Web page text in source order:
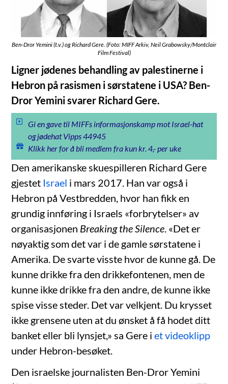
Ben-Dror Yemini (t.v.) og Richard Gere. (Foto: MIFF Arkiv, Neil Grabowsky/Montclair
Film Festival)
Ligner jødenes behandling av palestinerne i
Hebron på rasismen i sørstatene i USA? Ben-
Dror Yemini svarer Richard Gere.
Gi en gave til MIFFs informasjonskamp mot Israel-hat
og jødehat Vipps 44945
Klikk her for å bli medlem fra kun kr. 4,- per uke
Den amerikanske skuespilleren Richard Gere
gjestet Israel i mars 2017. Han var også i
Hebron på Vestbredden, hvor han fikk en
grundig innføring i Israels «forbrytelser» av
organisasjonen Breaking the Silence . «Det er
nøyaktig som det var i de gamle sørstatene i
Amerika. De svarte visste hvor de kunne gå. De
kunne drikke fra den drikkefontenen, men de
kunne ikke drikke fra den andre, de kunne ikke
spise visse steder. Det var velkjent. Du krysset
ikke grensene uten at du ønsket å få hodet ditt
banket eller bli lynsjet,» sa Gere iet videoklipp
under Hebron-besøket.
Den israelske journalisten Ben-Dror Yemini